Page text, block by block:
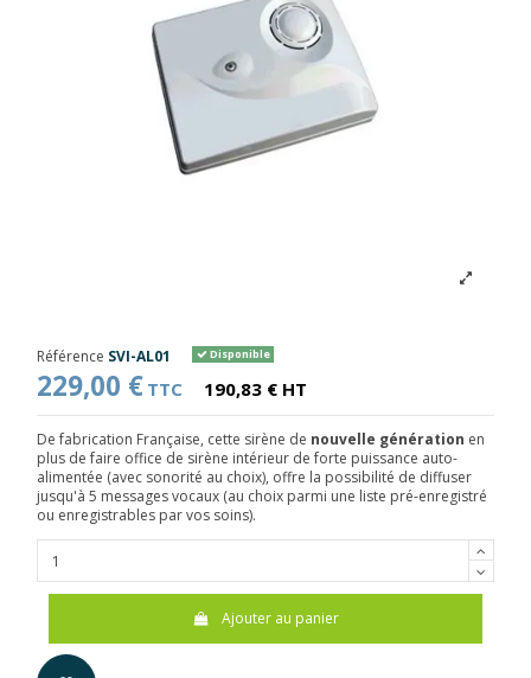
Référence SVI-AL01 Disponible
229,00 € TTC 190,83 € HT
De fabrication Française, cette sirène de nouvelle génération en
plus de faire office de sirène intérieur de forte puissance auto-
alimentée (avec sonorité au choix), offre la possibilité de diffuser
jusqu'à 5 messages vocaux (au choix parmi une liste pré-enregistré
ou enregistrables par vos soins).
Ajouter au panier